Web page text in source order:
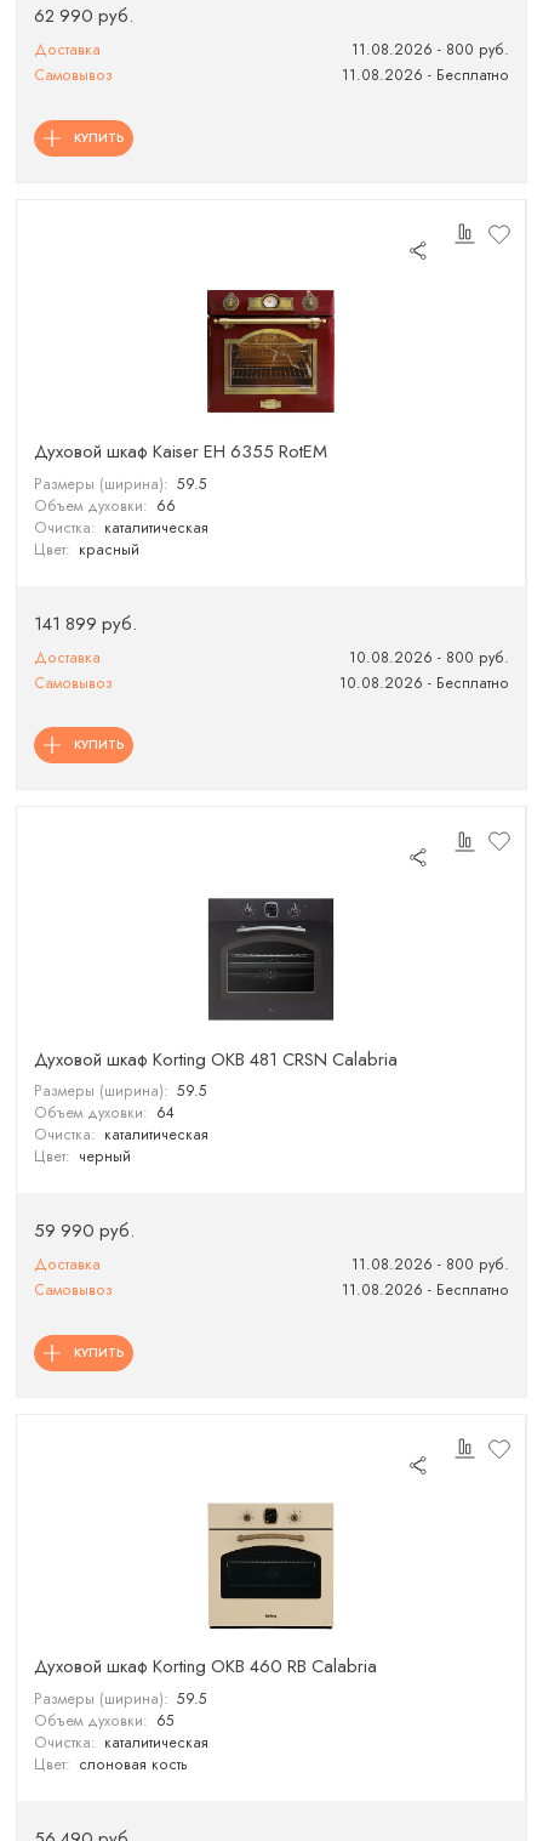
62 990 руб.
Доставка
11.08.2026 - 800 руб.
Самовывоз
11.08.2026 - Бесплатно
КУПИТЬ
Духовой шкаф Kaiser EH 6355 RotEM
Размеры (ширина): 59.5
Объем духовки: 66
Очистка: каталитическая
Цвет: красный
141 899 руб.
Доставка
10.08.2026 - 800 руб.
Самовывоз
10.08.2026 - Бесплатно
КУПИТЬ
Духовой шкаф Korting OKB 481 CRSN Calabria
Размеры (ширина): 59.5
Объем духовки: 64
Очистка: каталитическая
Цвет: черный
59 990 руб.
Доставка
11.08.2026 - 800 руб.
Самовывоз
11.08.2026 - Бесплатно
КУПИТЬ
Духовой шкаф Korting OKB 460 RB Calabria
Размеры (ширина): 59.5
Объем духовки: 65
Очистка: каталитическая
Цвет: слоновая кость